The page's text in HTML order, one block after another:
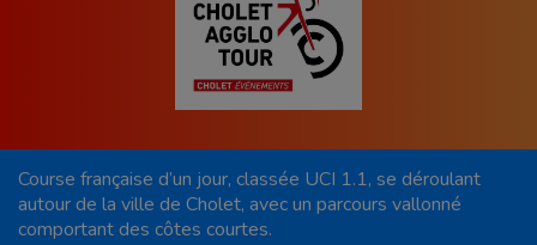
Course française d’un jour, classée UCI 1.1, se déroulant
autour de la ville de Cholet, avec un parcours vallonné
comportant des côtes courtes.